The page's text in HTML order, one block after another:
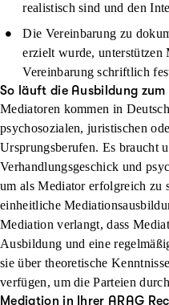
realistisch sind und den
Die Vereinbarung zu
erzielt wurde, unterstützen
Vereinbarung schriftlich
So läuft die Ausbildung
Mediatoren kommen in
psychosozialen, juristischen
Ursprungsberufen. Es braucht
Verhandlungsgeschick und
um als Mediator erfolgreich zu
einheitliche
Mediation verlangt, dass
Ausbildung und eine
sie über theoretische
verfügen, um die Parteien
Mediation in Ihrer ARAG